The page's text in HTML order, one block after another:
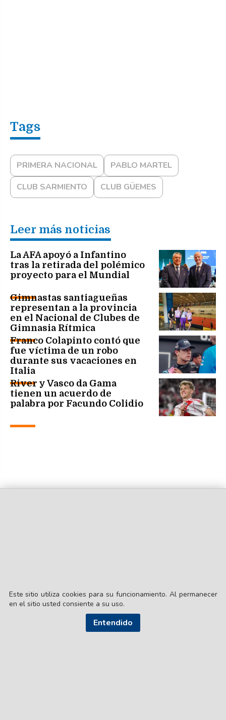
PRIMERA NACIONAL
PABLO MARTEL
CLUB SARMIENTO
CLUB GÜEMES
Leer más noticias
La AFA apoyó a Infantino
tras la retirada del polémico
proyecto para el Mundial
Gimnastas santiagueñas
representan a la provincia
en el Nacional de Clubes de
Gimnasia Rítmica
Franco Colapinto contó que
fue víctima de un robo
durante sus vacaciones en
Italia
River y Vasco da Gama
tienen un acuerdo de
palabra por Facundo Colidio
Este sitio utiliza cookies para su funcionamiento. Al permanecer
en el sitio usted consiente a su uso.
Entendido